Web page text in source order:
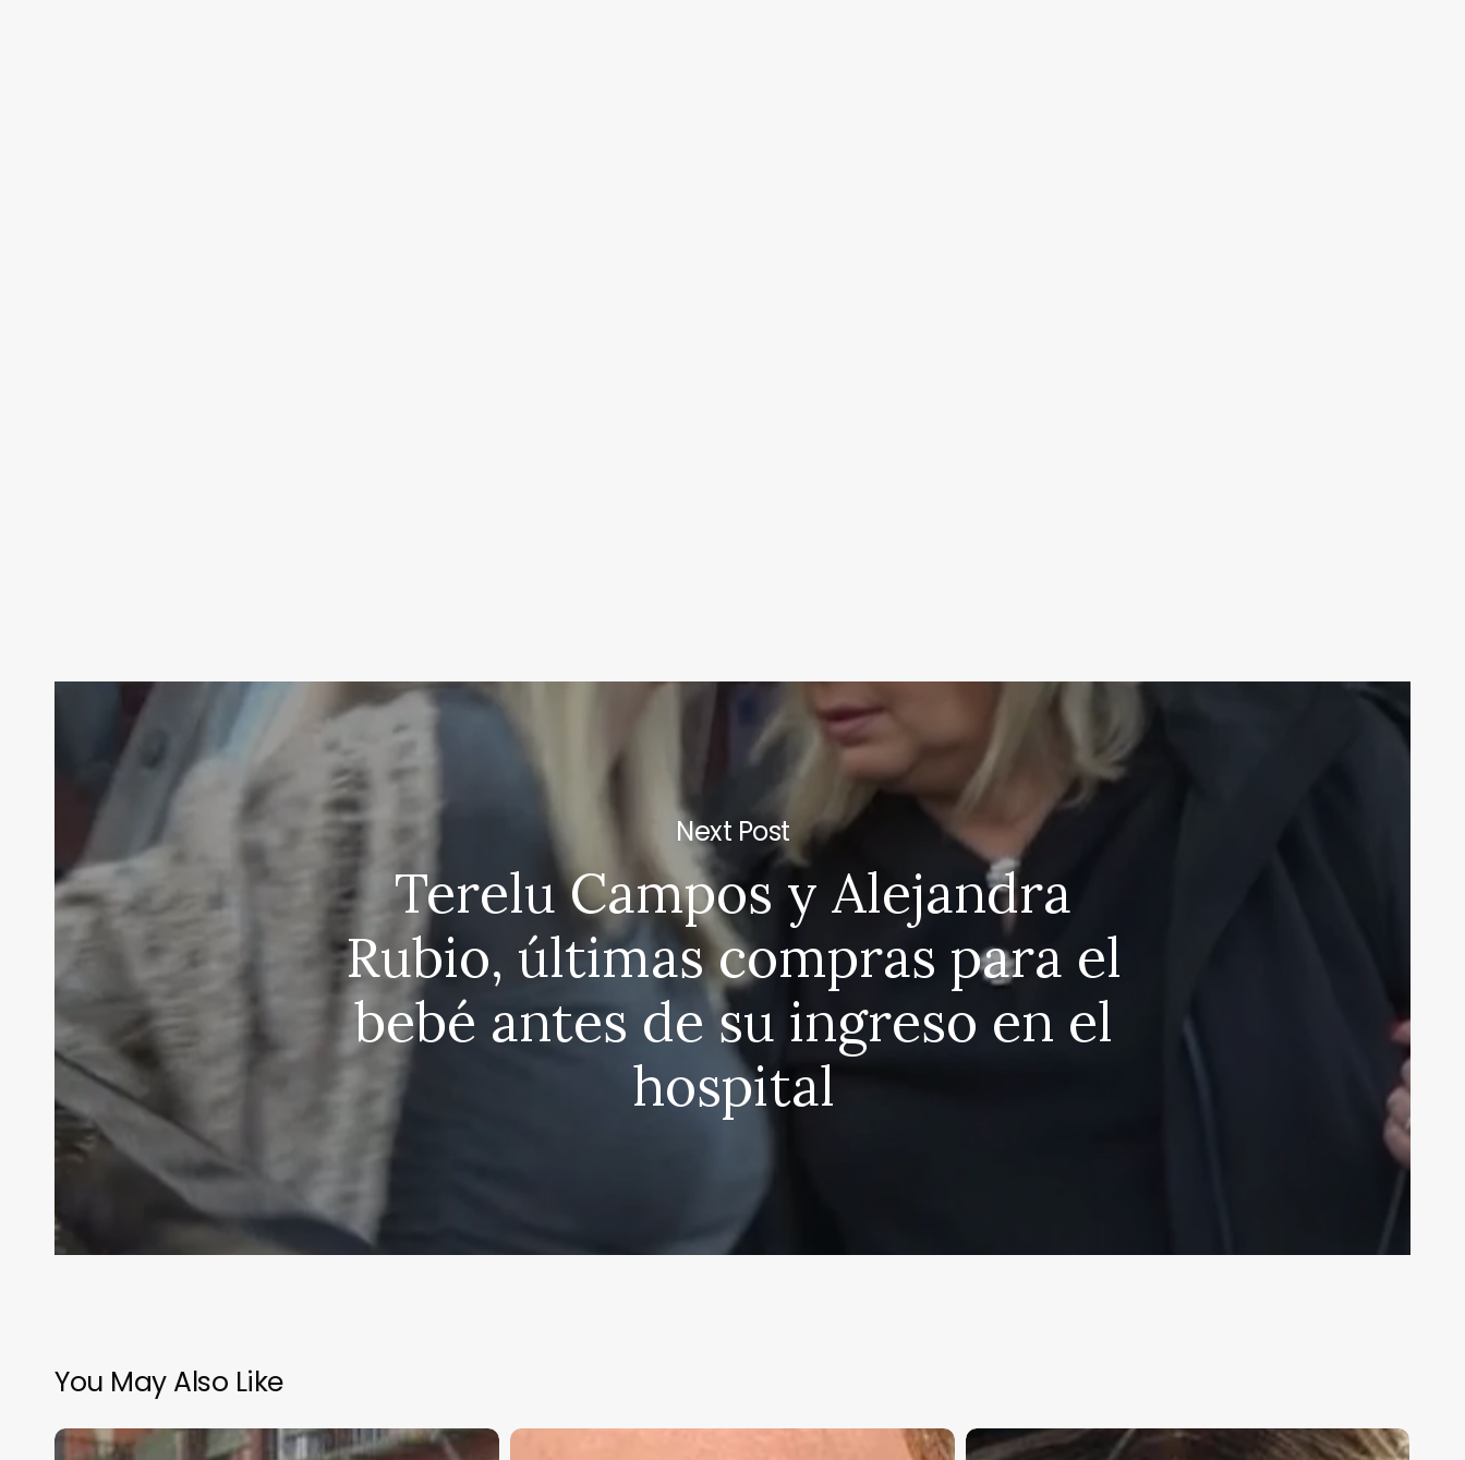
Next Post
Terelu Campos y Alejandra
Rubio, últimas compras para el
bebé antes de su ingreso en el
hospital
You May Also Like
La Cristina Terelu